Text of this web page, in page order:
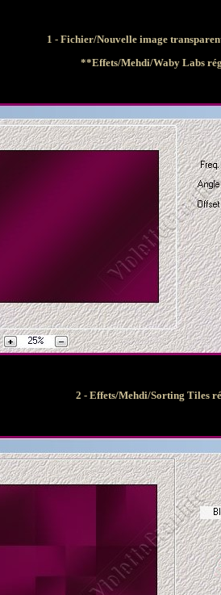
1 - Fichier/Nouvelle image
**Effets/Mehdi/Waby Labs
2 - Effets/Mehdi/Sorting Tiles